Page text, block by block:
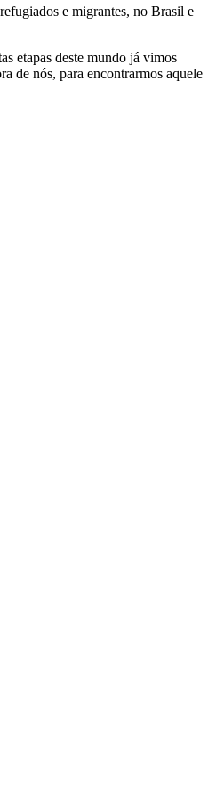
e migrantes, no Brasil e
etapas deste mundo já vimos
de nós, para encontrarmos aquele